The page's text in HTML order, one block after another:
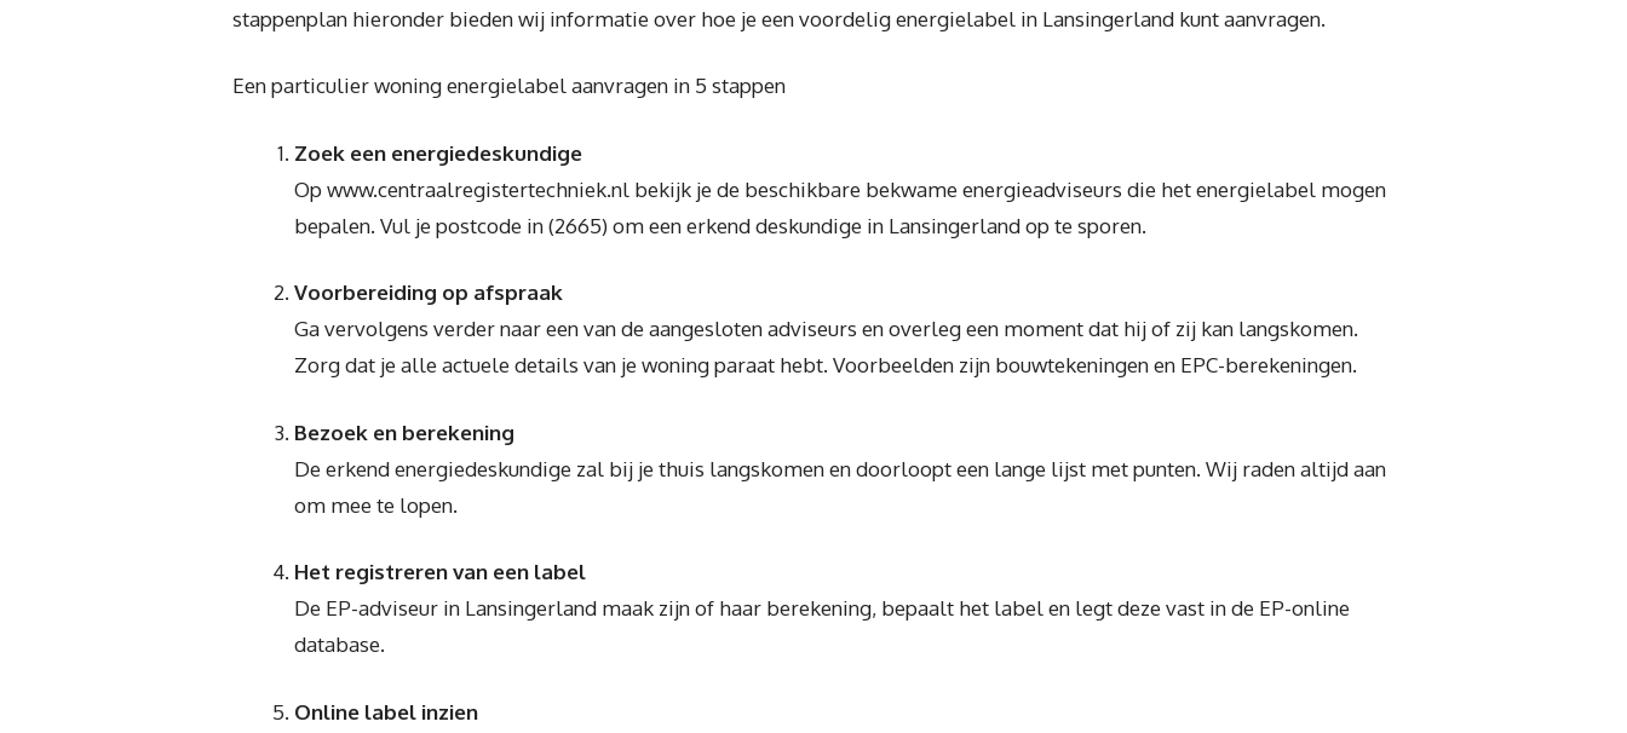
stappenplan hieronder bieden wij informatie over hoe je een voordelig energielabel in Lansingerland kunt aanvragen.
Een particulier woning energielabel aanvragen in 5 stappen
Zoek een energiedeskundige
Op www.centraalregistertechniek.nl bekijk je de beschikbare bekwame energieadviseurs die het energielabel mogen
bepalen. Vul je postcode in (2665) om een erkend deskundige in Lansingerland op te sporen.
Voorbereiding op afspraak
Ga vervolgens verder naar een van de aangesloten adviseurs en overleg een moment dat hij of zij kan langskomen.
Zorg dat je alle actuele details van je woning paraat hebt. Voorbeelden zijn bouwtekeningen en EPC-berekeningen.
Bezoek en berekening
De erkend energiedeskundige zal bij je thuis langskomen en doorloopt een lange lijst met punten. Wij raden altijd aan
om mee te lopen.
Het registreren van een label
De EP-adviseur in Lansingerland maak zijn of haar berekening, bepaalt het label en legt deze vast in de EP-online
database.
Online label inzien